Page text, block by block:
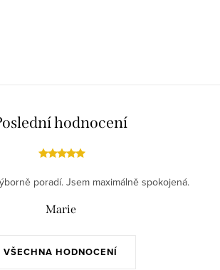
hodnocení
VŠECHNA HODNOCENÍ
poradí. Jsem maximálně spokojená.
Marie